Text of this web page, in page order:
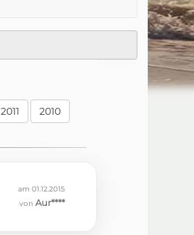
2011 2010
am 01.12.2015
von Aur****